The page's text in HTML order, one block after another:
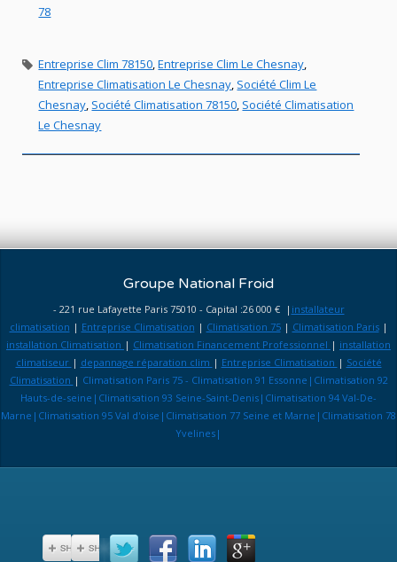
78
Entreprise Clim 78150 ,Entreprise Clim Le Chesnay
Entreprise Climatisation Le Chesnay Société Clim Le
Chesnay Société Climatisation 78150 Société Climatisation
Le Chesnay
Groupe National Froid
- 221 rue Lafayette Paris 75010 - Capital :26 000 € | installateur
climatisation | Entreprise Climatisation | Climatisation 75| Climatisation Paris|
installation Climatisation | Climatisation Financement Professionnel | installation
climatiseur | depannage réparation clim | Entreprise Climatisation | Société
Climatisation | Climatisation Paris 75 - Climatisation 91 Essonne|Climatisation 92
Hauts-de-seine|Climatisation 93 Seine-Saint-Denis|Climatisation 94 Val-De-
Marne|Climatisation 95 Val d'oise|Climatisation 77 Seine et Marne|Climatisation 78
Yvelines|